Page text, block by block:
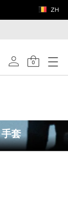
ZH
有畅销产品的
上架。
品可退换货。
0
手套